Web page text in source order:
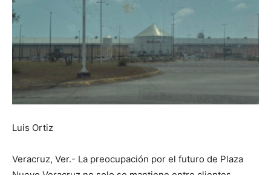
Luis Ortiz
Veracruz, Ver.- La preocupación por el futuro de Plaza